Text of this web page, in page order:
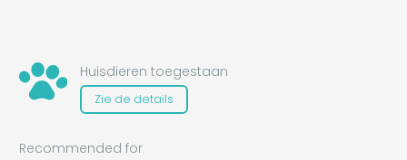
Huisdieren toegestaan
Zie de details
Recommended for